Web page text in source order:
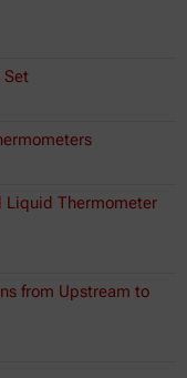
Set
Liquid Thermometer
from Upstream to